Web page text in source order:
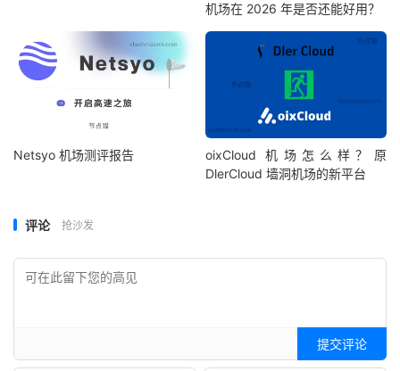
机场在 2026 年是否还能好用？
Netsyo 机场测评报告
oixCloud 机场怎么样？原
DlerCloud 墙洞机场的新平台
评论 抢沙发
提交评论